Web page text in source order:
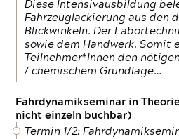
Diese Intensivausbildung
Fahrzeuglackierung aus den
Blickwinkeln. Der
sowie dem Handwerk. Somit
Teilnehmer*Innen den
/ chemischem Grundlage…
Fahrdynamikseminar in
nicht einzeln buchbar)
Termin 1/2: